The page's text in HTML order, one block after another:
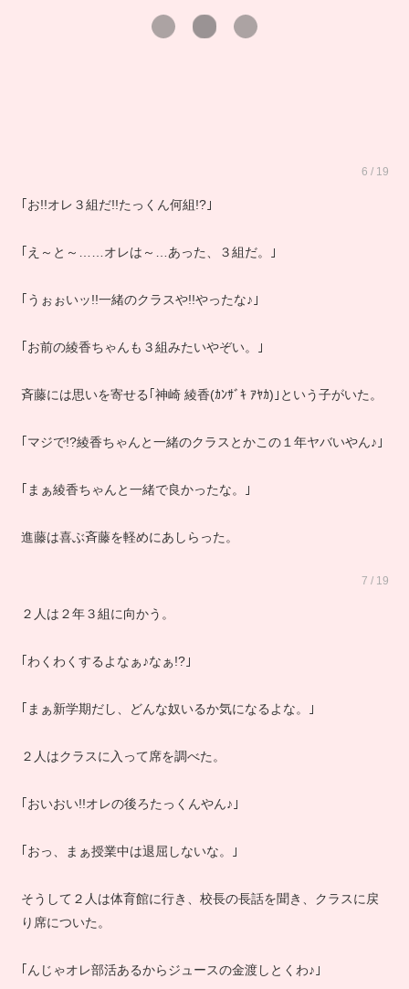
6 / 19
｢お!!オレ３組だ!!たっくん何組!?｣
｢え～と～……オレは～…あった、３組だ。｣
｢うぉぉいッ!!一緒のクラスや!!やったな♪｣
｢お前の綾香ちゃんも３組みたいやぞい。｣
斉藤には思いを寄せる｢神崎 綾香(ｶﾝｻﾞｷ ｱﾔｶ)｣という子がいた。
｢マジで!?綾香ちゃんと一緒のクラスとかこの１年ヤバいやん♪｣
｢まぁ綾香ちゃんと一緒で良かったな。｣
進藤は喜ぶ斉藤を軽めにあしらった。
7 / 19
２人は２年３組に向かう。
｢わくわくするよなぁ♪なぁ!?｣
｢まぁ新学期だし、どんな奴いるか気になるよな。｣
２人はクラスに入って席を調べた。
｢おいおい!!オレの後ろたっくんやん♪｣
｢おっ、まぁ授業中は退屈しないな。｣
そうして２人は体育館に行き、校長の長話を聞き、クラスに戻
り席についた。
｢んじゃオレ部活あるからジュースの金渡しとくわ♪｣